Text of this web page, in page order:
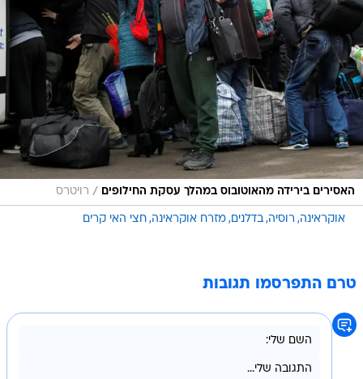
האסירים בירידה מהאוטובוס במהלך עסקת החילופים / רויטרס
אוקראינה רוסיה בדלנים מזרח אוקראינה חצי האי קרים
טרם התפרסמו תגובות